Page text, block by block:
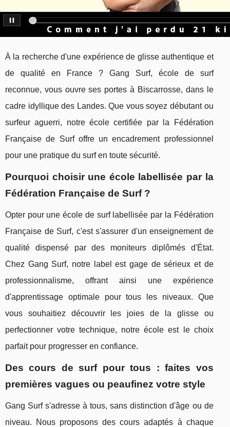
À la recherche d'une expérience de glisse authentique et
de qualité en France ? Gang Surf, école de surf
reconnue, vous ouvre ses portes à Biscarrosse, dans le
cadre idyllique des Landes. Que vous soyez débutant ou
surfeur aguerri, notre école certifiée par la Fédération
Française de Surf offre un encadrement professionnel
pour une pratique du surf en toute sécurité.
Pourquoi choisir une école labellisée par la
Fédération Française de Surf ?
Opter pour une école de surf labellisée par la Fédération
Française de Surf, c'est s'assurer d'un enseignement de
qualité dispensé par des moniteurs diplômés d'État.
Chez Gang Surf, notre label est gage de sérieux et de
professionnalisme, offrant ainsi une expérience
d'apprentissage optimale pour tous les niveaux. Que
vous souhaitiez découvrir les joies de la glisse ou
perfectionner votre technique, notre école est le choix
parfait pour progresser en confiance.
Des cours de surf pour tous : faites vos
premières vagues ou peaufinez votre style
Gang Surf s'adresse à tous, sans distinction d'âge ou de
niveau. Nous proposons des cours adaptés à chaque